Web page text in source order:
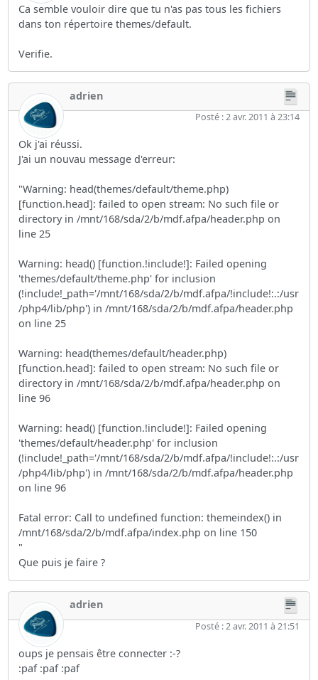
Ca semble vouloir dire que tu n'as pas tous les fichiers
dans ton répertoire themes/default.
Verifie.
adrien
Posté : 2 avr. 2011 à 23:14
Ok j'ai réussi.
J'ai un nouvau message d'erreur:
"Warning: head(themes/default/theme.php)
[function.head]: failed to open stream: No such file or
directory in /mnt/168/sda/2/b/mdf.afpa/header.php on
line 25
Warning: head() [function.!include!]: Failed opening
'themes/default/theme.php' for inclusion
(!include!_path='/mnt/168/sda/2/b/mdf.afpa/!include!:.:/usr
/php4/lib/php') in /mnt/168/sda/2/b/mdf.afpa/header.php
on line 25
Warning: head(themes/default/header.php)
[function.head]: failed to open stream: No such file or
directory in /mnt/168/sda/2/b/mdf.afpa/header.php on
line 96
Warning: head() [function.!include!]: Failed opening
'themes/default/header.php' for inclusion
(!include!_path='/mnt/168/sda/2/b/mdf.afpa/!include!:.:/usr
/php4/lib/php') in /mnt/168/sda/2/b/mdf.afpa/header.php
on line 96
Fatal error: Call to undefined function: themeindex() in
/mnt/168/sda/2/b/mdf.afpa/index.php on line 150
"
Que puis je faire ?
adrien
Posté : 2 avr. 2011 à 21:51
oups je pensais être connecter :-?
:paf :paf :paf